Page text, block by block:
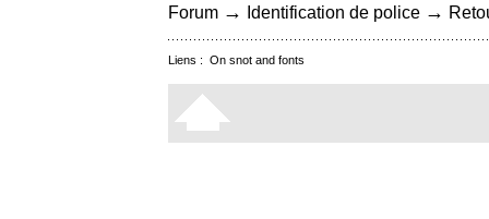
Forum → Identification de police →
Liens : On snot and fonts